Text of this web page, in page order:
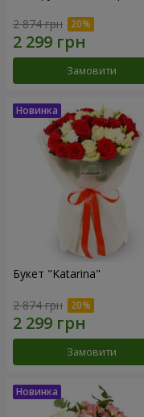
2 874 грн
Замовити
Букет "Katarina"
2 874 грн
Замовити